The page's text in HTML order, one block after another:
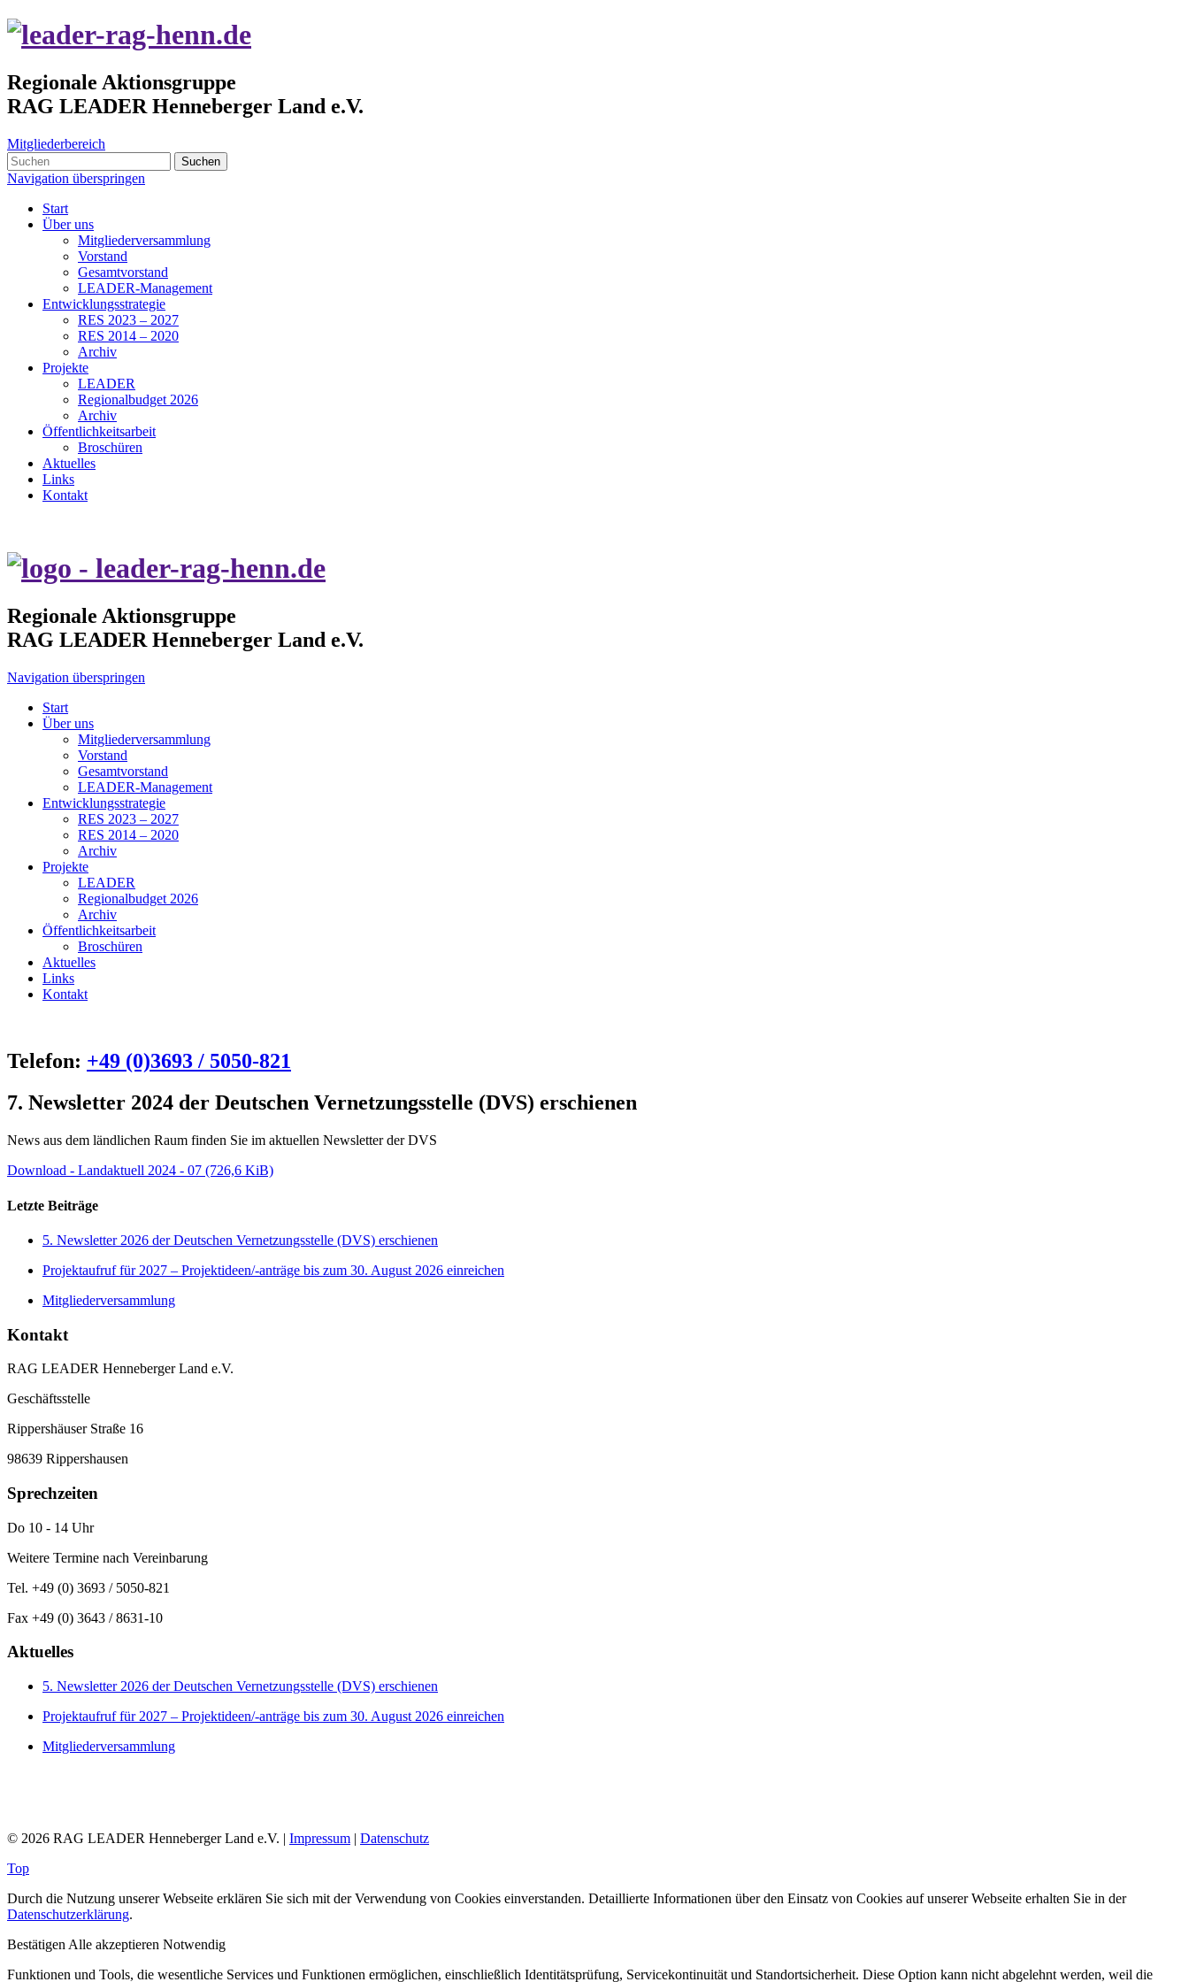
Regionale Aktionsgruppe
RAG LEADER Henneberger Land e.V.
Mitgliederbereich
Suchen
Navigation überspringen
Start
Über uns
Mitgliederversammlung
Vorstand
Gesamtvorstand
LEADER-Management
Entwicklungsstrategie
RES 2023 – 2027
RES 2014 – 2020
Archiv
Projekte
LEADER
Regionalbudget 2026
Archiv
Öffentlichkeitsarbeit
Broschüren
Aktuelles
Links
Kontakt
Regionale Aktionsgruppe
RAG LEADER Henneberger Land e.V.
Navigation überspringen
Start
Über uns
Mitgliederversammlung
Vorstand
Gesamtvorstand
LEADER-Management
Entwicklungsstrategie
RES 2023 – 2027
RES 2014 – 2020
Archiv
Projekte
LEADER
Regionalbudget 2026
Archiv
Öffentlichkeitsarbeit
Broschüren
Aktuelles
Links
Kontakt
Telefon: +49 (0)3693 / 5050-821
7. Newsletter 2024 der Deutschen Vernetzungsstelle (DVS) erschienen
News aus dem ländlichen Raum finden Sie im aktuellen Newsletter der DVS
Download - Landaktuell 2024 - 07 (726,6 KiB)
Letzte Beiträge
5. Newsletter 2026 der Deutschen Vernetzungsstelle (DVS) erschienen
Projektaufruf für 2027 – Projektideen/-anträge bis zum 30. August 2026 einreichen
Mitgliederversammlung
Kontakt
RAG LEADER Henneberger Land e.V.
Geschäftsstelle
Rippershäuser Straße 16
98639 Rippershausen
Sprechzeiten
Do 10 - 14 Uhr
Weitere Termine nach Vereinbarung
Tel. +49 (0) 3693 / 5050-821
Fax +49 (0) 3643 / 8631-10
Aktuelles
5. Newsletter 2026 der Deutschen Vernetzungsstelle (DVS) erschienen
Projektaufruf für 2027 – Projektideen/-anträge bis zum 30. August 2026 einreichen
Mitgliederversammlung
© 2026 RAG LEADER Henneberger Land e.V. | Impressum | Datenschutz
Top
Durch die Nutzung unserer Webseite erklären Sie sich mit der Verwendung von Cookies einverstanden. Detaillierte Informationen über den Einsatz von Cookies auf unserer Webseite erhalten Sie in der
Datenschutzerklärung.
Bestätigen Alle akzeptieren Notwendig
Funktionen und Tools, die wesentliche Services und Funktionen ermöglichen, einschließlich Identitätsprüfung, Servicekontinuität und Standortsicherheit. Diese Option kann nicht abgelehnt werden, weil die